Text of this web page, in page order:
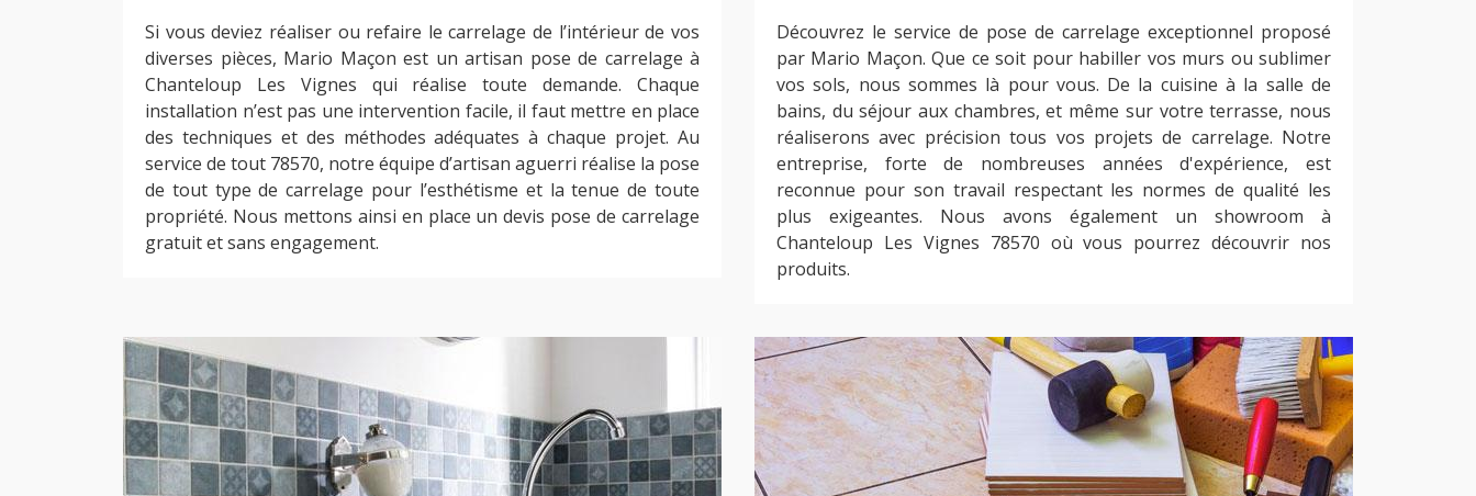
Si vous deviez réaliser ou refaire le carrelage de l’intérieur de vos
diverses pièces, Mario Maçon est un artisan pose de carrelage à
Chanteloup Les Vignes qui réalise toute demande. Chaque
installation n’est pas une intervention facile, il faut mettre en place
des techniques et des méthodes adéquates à chaque projet. Au
service de tout 78570, notre équipe d’artisan aguerri réalise la pose
de tout type de carrelage pour l’esthétisme et la tenue de toute
propriété. Nous mettons ainsi en place un devis pose de carrelage
gratuit et sans engagement.
Découvrez le service de pose de carrelage exceptionnel proposé
par Mario Maçon. Que ce soit pour habiller vos murs ou sublimer
vos sols, nous sommes là pour vous. De la cuisine à la salle de
bains, du séjour aux chambres, et même sur votre terrasse, nous
réaliserons avec précision tous vos projets de carrelage. Notre
entreprise, forte de nombreuses années d'expérience, est
reconnue pour son travail respectant les normes de qualité les
plus exigeantes. Nous avons également un showroom à
Chanteloup Les Vignes 78570 où vous pourrez découvrir nos
produits.